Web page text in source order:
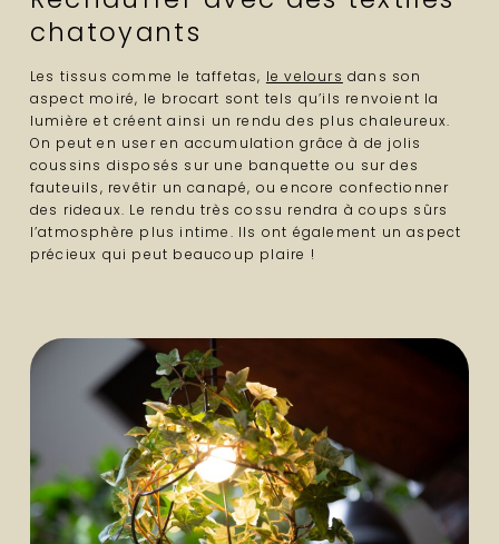
chatoyants
Les tissus comme le taffetas, le velours dans son
aspect moiré, le brocart sont tels qu’ils renvoient la
lumière et créent ainsi un rendu des plus chaleureux.
On peut en user en accumulation grâce à de jolis
coussins disposés sur une banquette ou sur des
fauteuils, revêtir un canapé, ou encore confectionner
des rideaux. Le rendu très cossu rendra à coups sûrs
l’atmosphère plus intime. Ils ont également un aspect
précieux qui peut beaucoup plaire !